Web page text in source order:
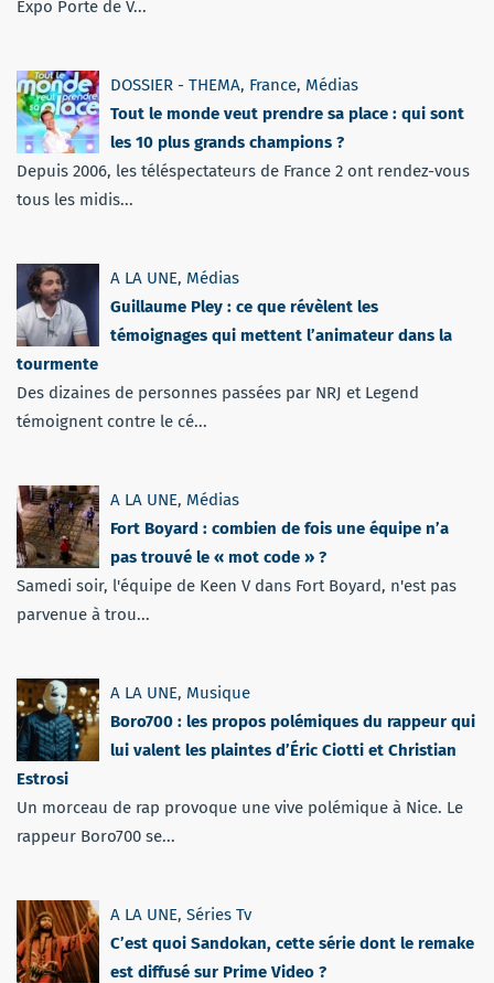
Expo Porte de V...
DOSSIER - THEMA, France, Médias
Tout le monde veut prendre sa place : qui sont
les 10 plus grands champions ?
Depuis 2006, les téléspectateurs de France 2 ont rendez-vous
tous les midis...
A LA UNE, Médias
Guillaume Pley : ce que révèlent les
témoignages qui mettent l’animateur dans la
tourmente
Des dizaines de personnes passées par NRJ et Legend
témoignent contre le cé...
A LA UNE, Médias
Fort Boyard : combien de fois une équipe n’a
pas trouvé le « mot code » ?
Samedi soir, l'équipe de Keen V dans Fort Boyard, n'est pas
parvenue à trou...
A LA UNE, Musique
Boro700 : les propos polémiques du rappeur qui
lui valent les plaintes d’Éric Ciotti et Christian
Estrosi
Un morceau de rap provoque une vive polémique à Nice. Le
rappeur Boro700 se...
A LA UNE, Séries Tv
C’est quoi Sandokan, cette série dont le remake
est diffusé sur Prime Video ?